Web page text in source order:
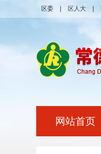
区委 区人大
网站首页